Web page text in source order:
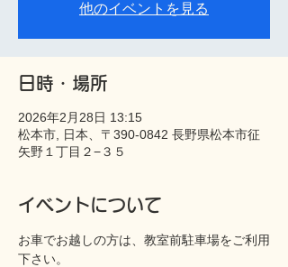
他のイベントを見る
日時・場所
2026年2月28日 13:15
松本市, 日本、〒390-0842 長野県松本市征
矢野１丁目２−３５
イベントについて
お車でお越しの方は、教室前駐車場をご利用
下さい。